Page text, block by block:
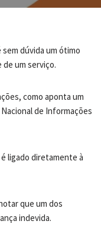
dúvida um ótimo
um serviço.
como aponta um
de Informações
ligado diretamente à
que um dos
indevida.